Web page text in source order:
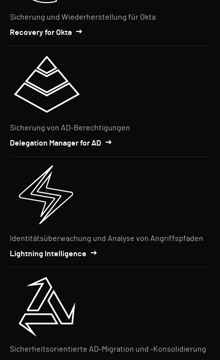
Sicherung und Wiederherstellung für Okta
Recovery for Okta
Sicherung von AD-Berechtigungen
Delegation Manager for AD
Identitätsüberwachung und Analyse von Angriffspfaden
Lightning Intelligence
Sicherheitsorientierte AD-Migration und -Konsolidierung